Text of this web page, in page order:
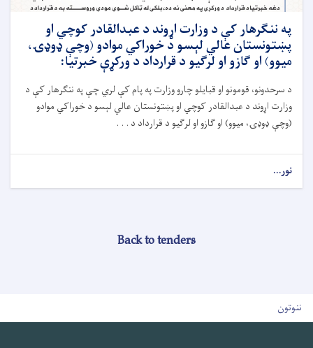
په ننګرهار کې د وزارت اړوند د عبدالقادر کوچي او
پښتونستان عالي لېسو د خوراکي موادو (وچې ډوډۍ،
میوو) او ګازو او لرګیو د قرارداد د ورکړې خبرتیا:
د سرحدونو، قومونو او قبایلو چارو وزارت په پام کې لري چې په ننګرهار کې د
وزارت اړوند د عبدالقادر کوچي او پښتونستان عالي لېسو د خوراکي موادو
(وچې ډوډۍ، میوو) او ګازو او لرګیو د قرارداد د . . .
نور...
Back to tenders
User account menu
ننوتون